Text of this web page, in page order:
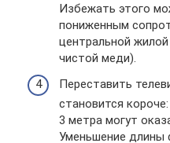
Избежать этого
пониженным
центральной
чистой меди).
Переставить
становится
3 метра могут
Уменьшение длины